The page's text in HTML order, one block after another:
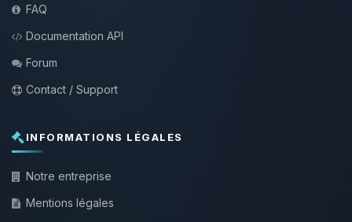
FAQ
Documentation API
Forum
Contact / Support
INFORMATIONS LÉGALES
Notre entreprise
Mentions légales